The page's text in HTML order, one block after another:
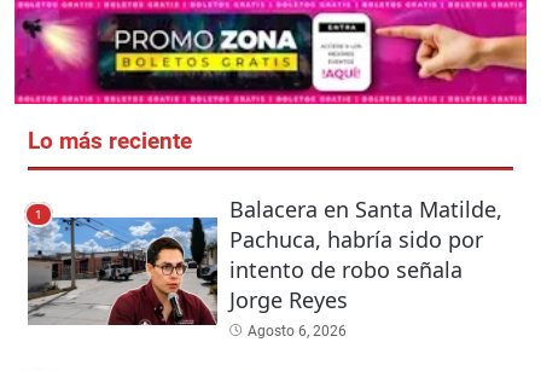
Lo más reciente
1
Balacera en Santa Matilde,
Pachuca, habría sido por
intento de robo señala
Jorge Reyes
Agosto 6, 2026